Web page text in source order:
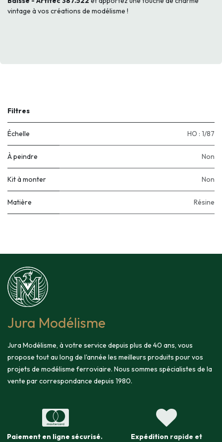
vintage à vos créations de modélisme !
Filtres
Échelle HO : 1/87
À peindre Non
Kit à monter Non
Matière Résine
Jura Modélisme
Jura Modélisme, à votre service depuis plus de 40 ans, vous
propose tout au long de l'année les meilleurs produits pour vos
projets de modélisme ferroviaire. Nous sommes spécialistes de la
vente par correspondance depuis 1980.
Paiement en ligne sécurisé. Expédition rapide et